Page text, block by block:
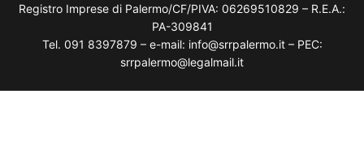
Registro Imprese di Palermo/CF/PIVA: 06269510829 – R.E.A.:
PA-309841
Tel. 091 8397879 – e-mail: info@srrpalermo.it – PEC:
srrpalermo@legalmail.it